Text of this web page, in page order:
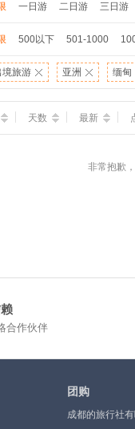
一日游 二日游 三日游
500以下 501-1000
境旅游 亚洲 缅甸
天数 最新
非常抱歉
合作伙伴
团购
成都的旅行社有